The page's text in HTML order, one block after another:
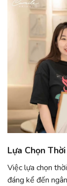
Lựa Chọn
Việc lựa chọn
đáng kể đến